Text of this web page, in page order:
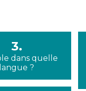
3.
dans quelle
langue ?